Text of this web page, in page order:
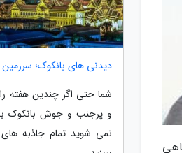
دیدنی های بانکوک؛ سرزمین
شما حتی اگر چندین هفته
و پرجنب و جوش بانکوک
نمی شوید تمام جاذبه